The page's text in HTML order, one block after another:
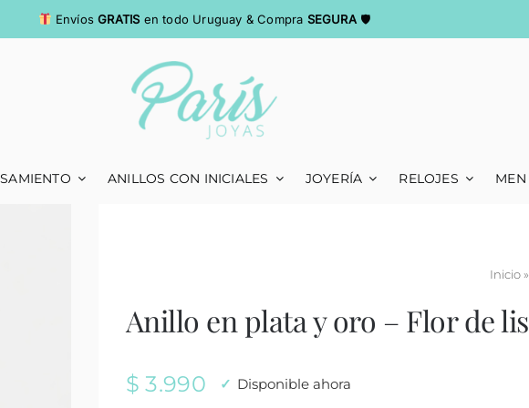
EnvíosGRATIS en todo Uruguay & Compra SEGURA🛡
ANILLOS CON INICIALES JOYERÍA RELOJES MEN
Inicio»
Anillo en plata y oro – Flor de lis
$ 3.990 Disponible ahora